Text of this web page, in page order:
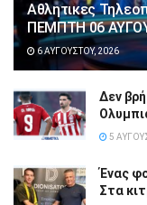
Αθλητικες
ΠΕΜΠΤΗ 06
6 ΑΥΓΟΎΣΤΟΥ, 2026
Δεν
5
Ένας
Στα